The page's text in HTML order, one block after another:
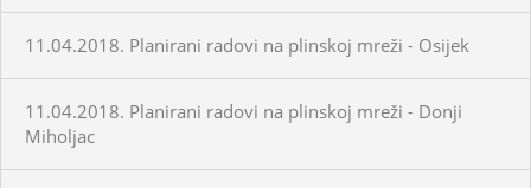
11.04.2018. Planirani radovi na plinskoj mreži - Osijek
11.04.2018. Planirani radovi na plinskoj mreži - Donji
Miholjac